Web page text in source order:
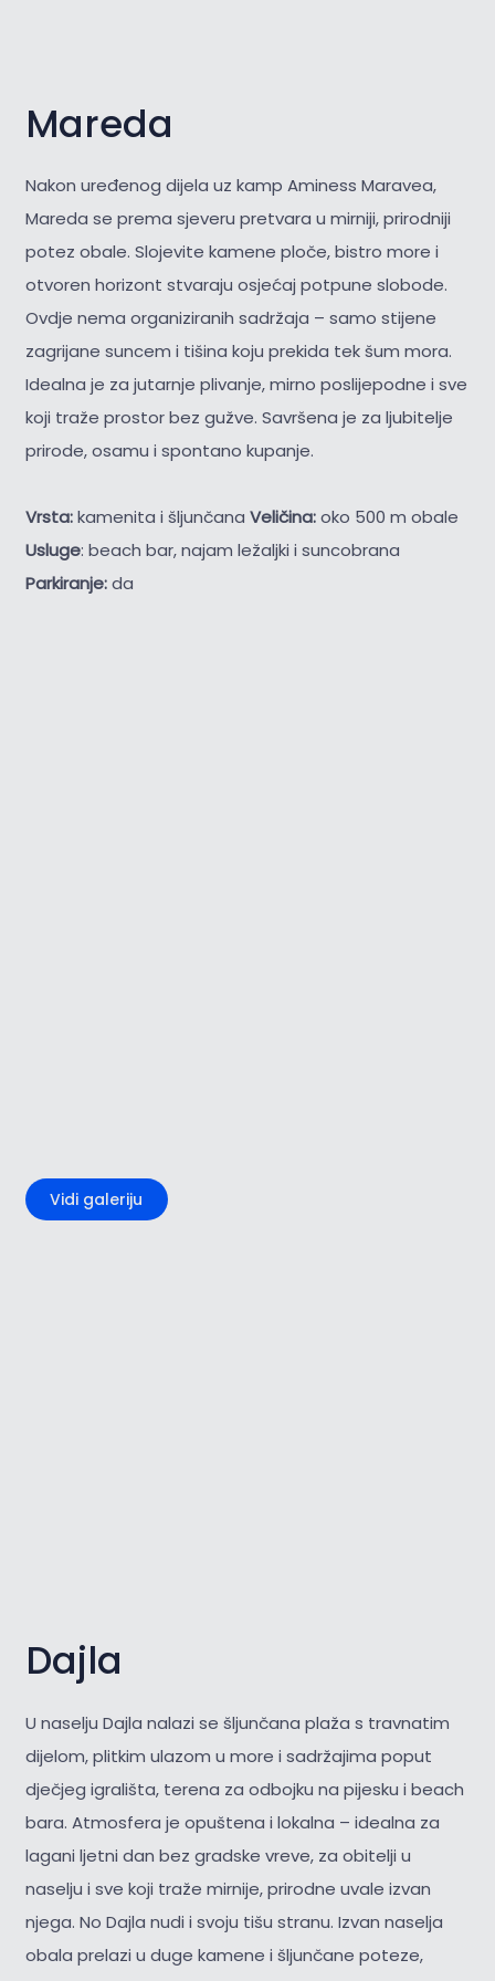
Mareda
Nakon uređenog dijela uz kamp Aminess Maravea,
Mareda se prema sjeveru pretvara u mirniji, prirodniji
potez obale. Slojevite kamene ploče, bistro more i
otvoren horizont stvaraju osjećaj potpune slobode.
Ovdje nema organiziranih sadržaja – samo stijene
zagrijane suncem i tišina koju prekida tek šum mora.
Idealna je za jutarnje plivanje, mirno poslijepodne i sve
koji traže prostor bez gužve. Savršena je za ljubitelje
prirode, osamu i spontano kupanje.
Vrsta:kamenita i šljunčana Veličina:oko 500 m obale
Usluge: beach bar, najam ležaljki i suncobrana
Parkiranje:da
Vidi galeriju
Dajla
U naselju Dajla nalazi se šljunčana plaža s travnatim
dijelom, plitkim ulazom u more i sadržajima poput
dječjeg igrališta, terena za odbojku na pijesku i beach
bara. Atmosfera je opuštena i lokalna – idealna za
lagani ljetni dan bez gradske vreve, za obitelji u
naselju i sve koji traže mirnije, prirodne uvale izvan
njega. No Dajla nudi i svoju tišu stranu. Izvan naselja
obala prelazi u duge kamene i šljunčane poteze,